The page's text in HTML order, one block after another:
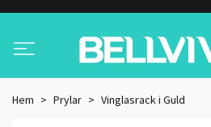
Hem Prylar Vinglasrack i Guld